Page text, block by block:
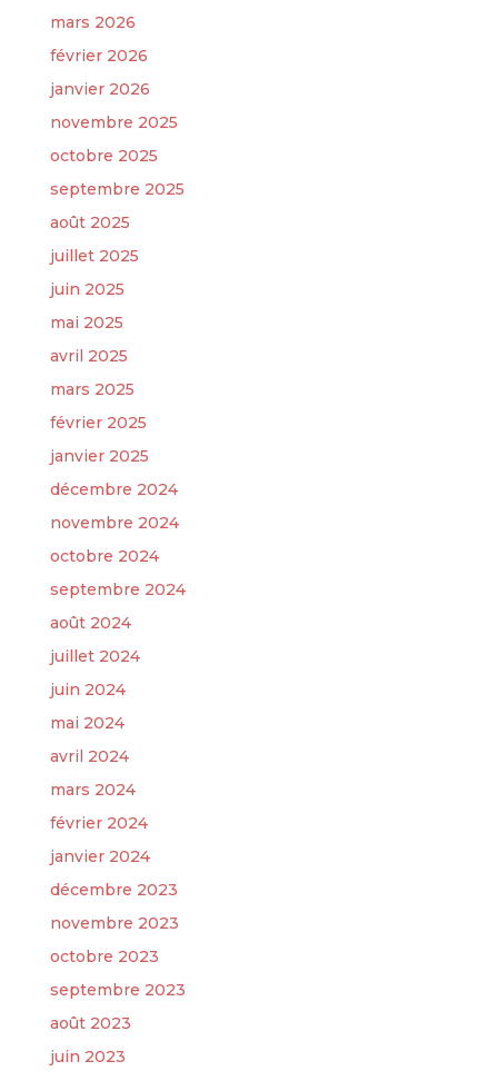
mars 2026
février 2026
janvier 2026
novembre 2025
octobre 2025
septembre 2025
août 2025
juillet 2025
juin 2025
mai 2025
avril 2025
mars 2025
février 2025
janvier 2025
décembre 2024
novembre 2024
octobre 2024
septembre 2024
août 2024
juillet 2024
juin 2024
mai 2024
avril 2024
mars 2024
février 2024
janvier 2024
décembre 2023
novembre 2023
octobre 2023
septembre 2023
août 2023
juin 2023